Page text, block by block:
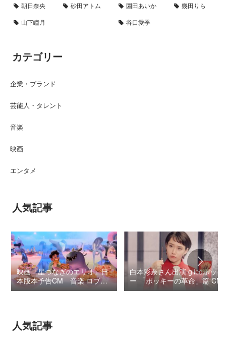
朝日奈央
砂田アトム 園田あいか
幾田りら
山下瞳月
谷口愛季
カテゴリー
企業・ブランド
芸能人・タレント
音楽
映画
エンタメ
人気記事
映画『星つなぎのエリオ』日
本版本予告CM 音楽 ロブ・
シモンセン /
白本彩奈さん出演 glicoポッキ
ー 「ポッキーの革命」篇 CM
人気記事